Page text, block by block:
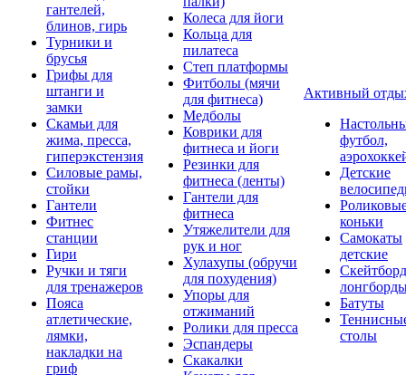
гантелей,
блинов, гирь
Турники и
брусья
Грифы для
штанги и
замки
Скамьи для
жима, пресса,
гиперэкстензия
Силовые рамы,
стойки
Гантели
Фитнес
станции
Гири
Ручки и тяги
для тренажеров
Пояса
атлетические,
лямки,
накладки на
гриф
Колеса для йоги
Кольца для
пилатеса
Степ платформы
Фитболы (мячи
для фитнеса)
Медболы
Коврики для
фитнеса и йоги
Резинки для
фитнеса (ленты)
Гантели для
фитнеса
Утяжелители для
рук и ног
Хулахупы (обручи
для похудения)
Упоры для
отжиманий
Ролики для пресса
Эспандеры
Скакалки
Активный
футбол,
Детские
коньки
Самокаты
детские
Батуты
столы